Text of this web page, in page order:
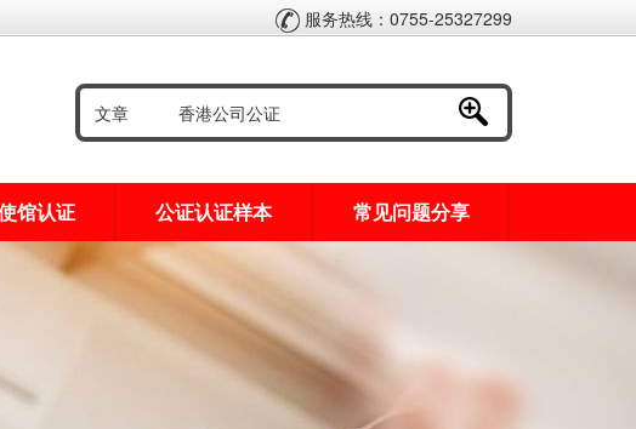
服务热线：0755-25327299
馆认证 公证认证样本 常见问题分享